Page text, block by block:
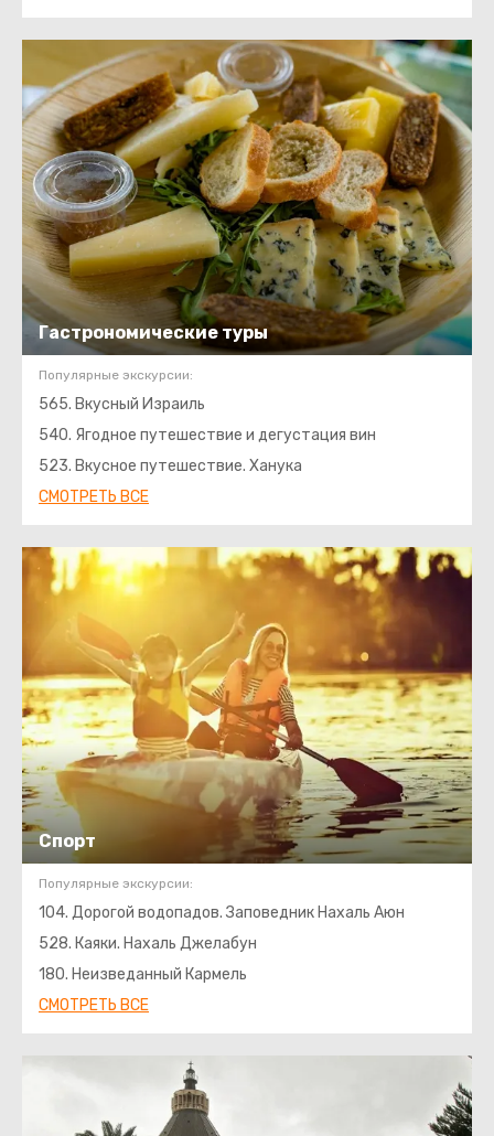
Гастрономические туры
Популярные экскурсии:
565. Вкусный Израиль
540. Ягодное путешествие и дегустация вин
523. Вкусное путешествие. Ханука
СМОТРЕТЬ ВСЕ
Спорт
Популярные экскурсии:
104. Дорогой водопадов. Заповедник Нахаль Аюн
528. Каяки. Нахаль Джелабун
180. Неизведанный Кармель
СМОТРЕТЬ ВСЕ